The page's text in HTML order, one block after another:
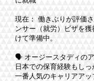
現在： 働きぶりが評価
ンサー（就労）ビザを
けて準備中。
🗣️ オージースタディの
日本での保育経験もしっ
一番人気のキャリアアッ